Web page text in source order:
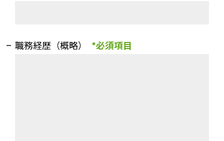
職務経歴（概略） *必須項目